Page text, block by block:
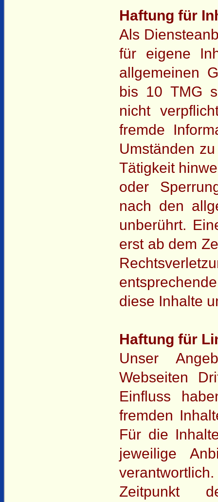
Haftung für
Als
für eigene
allgemeinen
bis 10 TMG
nicht
fremde
Umständen
Tätigkeit
oder
nach den
unberührt.
erst ab dem
diese Inhalte
Haftung für
Unser
Webseiten
Einfluss
fremden
Für die
jeweilige
Zeitpunkt